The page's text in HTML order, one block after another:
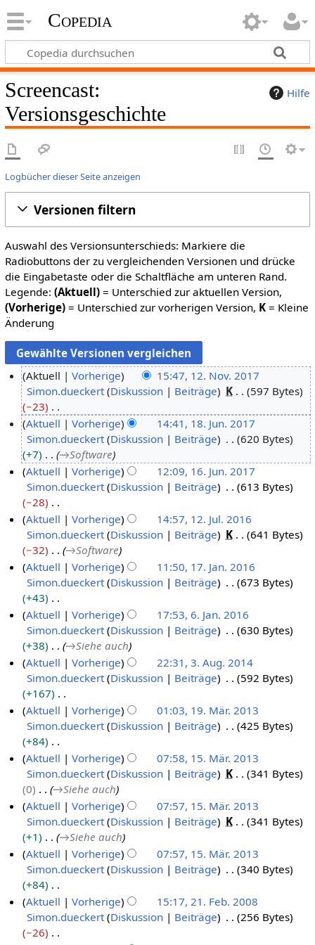
Copedia
Hilfe
Screencast:
Versionsgeschichte
Logbücher dieser Seite anzeigen
Versionen filtern
Auswahl des Versionsunterschieds: Markiere die
Radiobuttons der zu vergleichenden Versionen und drücke
die Eingabetaste oder die Schaltfläche am unteren Rand.
Legende: (Aktuell)= Unterschied zur aktuellen Version,
(Vorherige)= Unterschied zur vorherigen Version, K= Kleine
Änderung
v
b
2
7
Aktuell Vorherige
15:47, 12. Nov. 2017
Simon.dueckert Diskussion Beiträge K
597 Bytes
−23
K
e
i
n
e
B
e
a
r
b
e
i
t
u
n
g
s
z
u
s
a
m
m
e
n
f
a
s
s
u
n
g
n
0
Aktuell Vorherige
14:41, 18. Jun. 2017
Simon.dueckert Diskussion Beiträge
620 Bytes
+7
→Software
n
0
Aktuell Vorherige
12:09, 16. Jun. 2017
Simon.dueckert Diskussion Beiträge
613 Bytes
−28
K
e
i
n
e
B
e
a
r
b
e
i
t
u
n
g
s
z
u
s
a
m
m
e
n
f
a
s
0
Aktuell Vorherige
14:57, 12. Jul. 2016
Simon.dueckert Diskussion Beiträge K
641 Bytes
−32
→Software
n
1
Aktuell Vorherige
11:50, 17. Jan. 2016
Simon.dueckert Diskussion Beiträge
673 Bytes
+43
K
e
i
n
e
B
e
a
r
b
e
i
t
u
n
g
s
z
u
s
a
m
J
u
2
6
Aktuell Vorherige
17:53, 6. Jan. 2016
Simon.dueckert Diskussion Beiträge
630 Bytes
+38
→Siehe auch
A
u
2
4
Aktuell Vorherige
22:31, 3. Aug. 2014
Simon.dueckert Diskussion Beiträge
592 Bytes
+167
K
e
i
n
e
B
e
a
r
b
e
i
t
u
n
g
0
Aktuell Vorherige
01:03, 19. Mär. 2013
Simon.dueckert Diskussion Beiträge
425 Bytes
+84
K
e
i
n
e
B
e
a
r
b
e
i
t
0
Aktuell Vorherige
07:58, 15. Mär. 2013
Simon.dueckert Diskussion Beiträge K
341 Bytes
0
→Siehe auch
Aktuell
Vorherige
07:57, 15. Mär. 2013
Simon.dueckert Diskussion Beiträge K
341 Bytes
+1
→Siehe auch
Aktuell
Vorherige
07:57, 15. Mär. 2013
Simon.dueckert Diskussion Beiträge
340 Bytes
+84
K
e
i
Aktuell Vorherige
15:17, 21. Feb. 2008
Simon.dueckert Diskussion Beiträge
256 Bytes
−26